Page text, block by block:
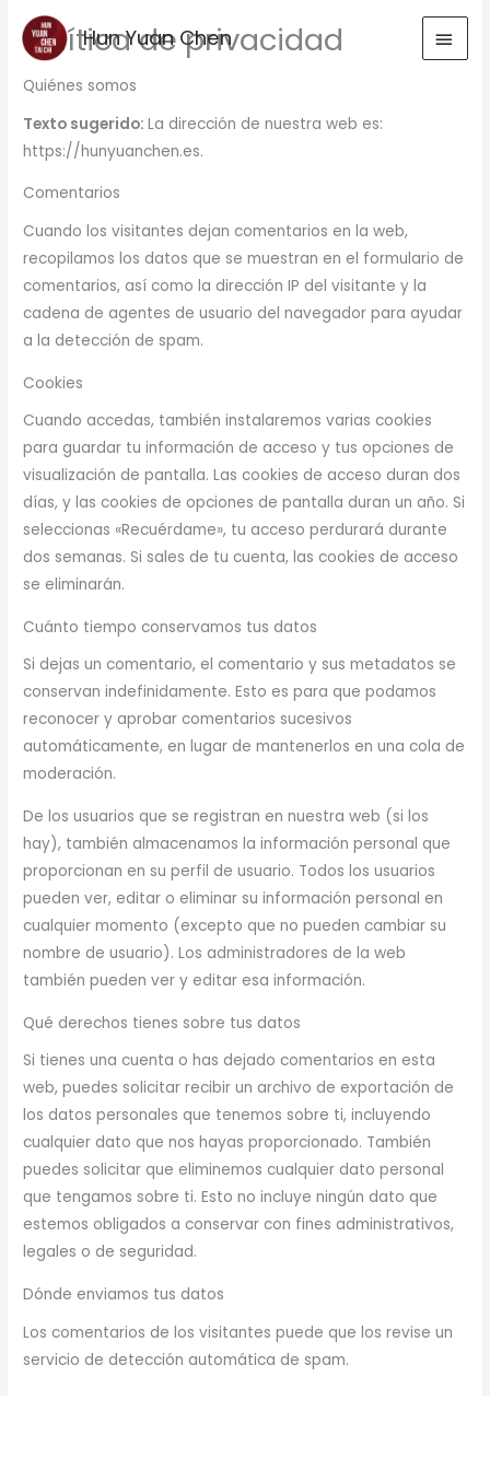
contenido
Hun Yuan Chen
Política de privacidad
Quiénes somos
Texto sugerido:La dirección de nuestra web es:
https://hunyuanchen.es.
Comentarios
Cuando los visitantes dejan comentarios en la web,
recopilamos los datos que se muestran en el formulario de
comentarios, así como la dirección IP del visitante y la
cadena de agentes de usuario del navegador para ayudar
a la detección de spam.
Cookies
Cuando accedas, también instalaremos varias cookies
para guardar tu información de acceso y tus opciones de
visualización de pantalla. Las cookies de acceso duran dos
días, y las cookies de opciones de pantalla duran un año. Si
seleccionas «Recuérdame», tu acceso perdurará durante
dos semanas. Si sales de tu cuenta, las cookies de acceso
se eliminarán.
Cuánto tiempo conservamos tus datos
Si dejas un comentario, el comentario y sus metadatos se
conservan indefinidamente. Esto es para que podamos
reconocer y aprobar comentarios sucesivos
automáticamente, en lugar de mantenerlos en una cola de
moderación.
De los usuarios que se registran en nuestra web (si los
hay), también almacenamos la información personal que
proporcionan en su perfil de usuario. Todos los usuarios
pueden ver, editar o eliminar su información personal en
cualquier momento (excepto que no pueden cambiar su
nombre de usuario). Los administradores de la web
también pueden ver y editar esa información.
Qué derechos tienes sobre tus datos
Si tienes una cuenta o has dejado comentarios en esta
web, puedes solicitar recibir un archivo de exportación de
los datos personales que tenemos sobre ti, incluyendo
cualquier dato que nos hayas proporcionado. También
puedes solicitar que eliminemos cualquier dato personal
que tengamos sobre ti. Esto no incluye ningún dato que
estemos obligados a conservar con fines administrativos,
legales o de seguridad.
Dónde enviamos tus datos
Los comentarios de los visitantes puede que los revise un
servicio de detección automática de spam.